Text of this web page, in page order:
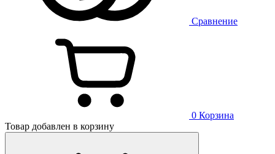
Сравнение
0 Корзина
Товар добавлен в корзину